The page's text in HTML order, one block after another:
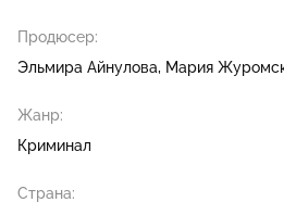
Продюсер:
Эльмира Айнулова Мария
Жанр:
Криминал
Страна: